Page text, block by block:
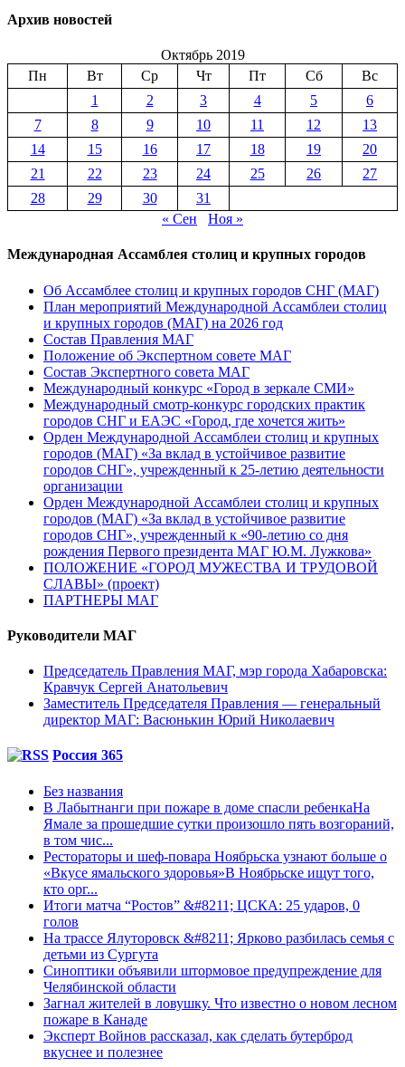
Архив новостей
Октябрь 2019
Пн
Вт Ср Чт Пт Сб
Вс
1
2 3 4 5
6
7
8 9 10 11 12
13
14
15 16 17 18 19
20
21
22 23 24 25 26
27
28
29 30
31
« Сен
Ноя »
Международная Ассамблея столиц и крупных городов
Об Ассамблее столиц и крупных городов СНГ (МАГ)
План мероприятий Международной Ассамблеи столиц
и крупных городов (МАГ) на 2026 год
Состав Правления МАГ
Положение об Экспертном совете МАГ
Состав Экспертного совета МАГ
Международный конкурс «Город в зеркале СМИ»
Международный смотр-конкурс городских практик
городов СНГ и ЕАЭС «Город, где хочется жить»
Орден Международной Ассамблеи столиц и крупных
городов (МАГ) «За вклад в устойчивое развитие
городов СНГ», учрежденный к 25-летию деятельности
организации
Орден Международной Ассамблеи столиц и крупных
городов (МАГ) «За вклад в устойчивое развитие
городов СНГ», учрежденный к «90-летию со дня
рождения Первого президента МАГ Ю.М. Лужкова»
ПОЛОЖЕНИЕ «ГОРОД МУЖЕСТВА И ТРУДОВОЙ
СЛАВЫ» (проект)
ПАРТНЕРЫ МАГ
Руководители МАГ
Председатель Правления МАГ, мэр города Хабаровска:
Кравчук Сергей Анатольевич
Заместитель Председателя Правления — генеральный
директор МАГ: Васюнькин Юрий Николаевич
Россия 365
Без названия
В Лабытнанги при пожаре в доме спасли ребенкаНа
Ямале за прошедшие сутки произошло пять возгораний,
в том чис...
Рестораторы и шеф-повара Ноябрьска узнают больше о
«Вкусе ямальского здоровья»В Ноябрьске ищут того,
кто орг...
Итоги матча “Ростов” &#8211; ЦСКА: 25 ударов, 0
голов
На трассе Ялуторовск &#8211; Ярково разбилась семья с
детьми из Сургута
Синоптики объявили штормовое предупреждение для
Челябинской области
Загнал жителей в ловушку. Что известно о новом лесном
пожаре в Канаде
Эксперт Войнов рассказал, как сделать бутерброд
вкуснее и полезнее